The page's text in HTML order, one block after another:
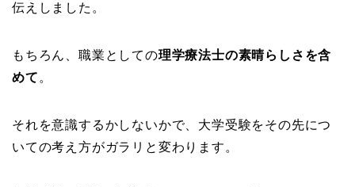
伝えしました。
もちろん、職業としての理学療法士の素晴らしさを含
めて 。
それを意識するかしないかで、大学受験をその先につ
いての考え方がガラリと変わります。